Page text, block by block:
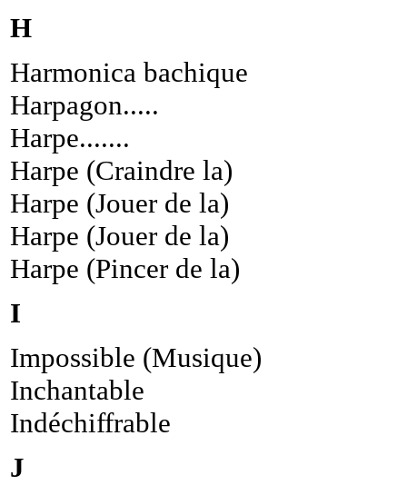
H
Harmonica bachique
Harpagon.....
Harpe.......
Harpe (Craindre la)
Harpe (Jouer de la)
Harpe (Jouer de la)
Harpe (Pincer de la)
I
Impossible (Musique)
Inchantable
Indéchiffrable
J